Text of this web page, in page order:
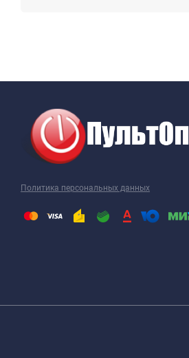
Политика персональных данных